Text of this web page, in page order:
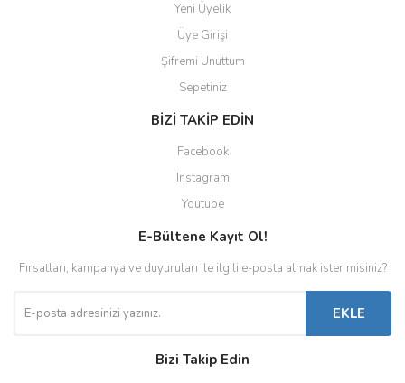
Yeni Üyelik
Üye Girişi
Şifremi Unuttum
Sepetiniz
BİZİ TAKİP EDİN
Facebook
Instagram
Youtube
E-Bültene Kayıt Ol!
Fırsatları, kampanya ve duyuruları ile ilgili e-posta almak ister misiniz?
EKLE
Bizi Takip Edin